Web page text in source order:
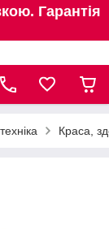
Гарантія
Краса,